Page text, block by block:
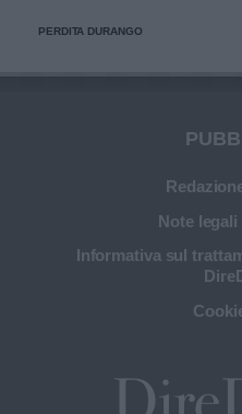
PERDITA DURANGO
Note
Informativa sul